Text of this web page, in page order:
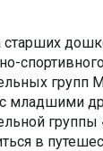
старших
групп
младшими
в